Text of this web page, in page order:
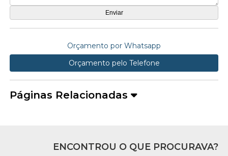
Orçamento por Whatsapp
Orçamento pelo Telefone
Páginas Relacionadas
ENCONTROU O QUE PROCURAVA?